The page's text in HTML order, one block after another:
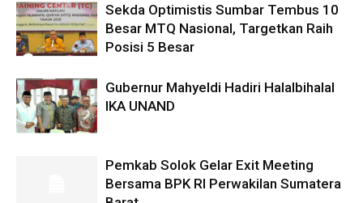
Sekda Optimistis Sumbar Tembus 10
Besar MTQ Nasional, Targetkan Raih
Posisi 5 Besar
Gubernur Mahyeldi Hadiri Halalbihalal
IKA UNAND
Pemkab Solok Gelar Exit Meeting
Bersama BPK RI Perwakilan Sumatera